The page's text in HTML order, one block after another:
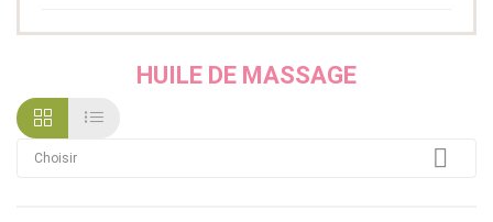
HUILE DE MASSAGE
Choisir 